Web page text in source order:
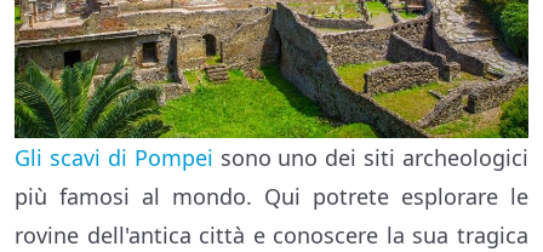
Gli scavi di Pompei sono uno dei siti archeologici
più famosi al mondo. Qui potrete esplorare le
rovine dell'antica città e conoscere la sua tragica